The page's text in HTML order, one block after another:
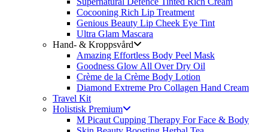
Cocooning Rich Lip Treatment
Genious Beauty Lip Cheek Eye Tint
Ultra Glam Mascara
Hand- & Kroppsvård
Amazing Effortless Body Peel Mask
Goodness Glow All Over Dry Oil
Crème de la Crème Body Lotion
Diamond Extreme Pro Collagen Hand Cream
Travel Kit
Holistisk Premium
M Picaut Cupping Therapy For Face & Body